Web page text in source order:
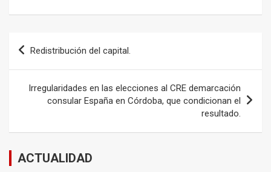
Navegación
Redistribución del capital.
Irregularidades en las elecciones al CRE demarcación
consular España en Córdoba, que condicionan el
resultado.
ACTUALIDAD